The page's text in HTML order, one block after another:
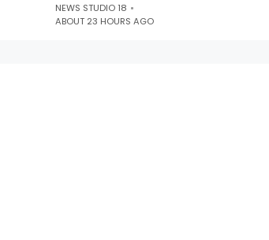
NEWS STUDIO 18
ABOUT 23 HOURS AGO